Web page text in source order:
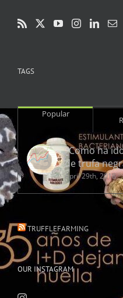
TAGS
Popular
¿Como ha
de trufa
April 29th, 2018
TRUFFLEFARMING
OUR INSTAGRAM